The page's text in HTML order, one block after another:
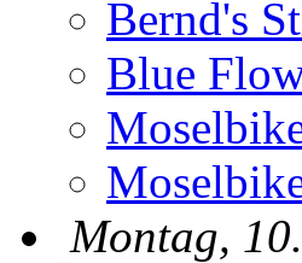
Bernd's
Blue
Montag,